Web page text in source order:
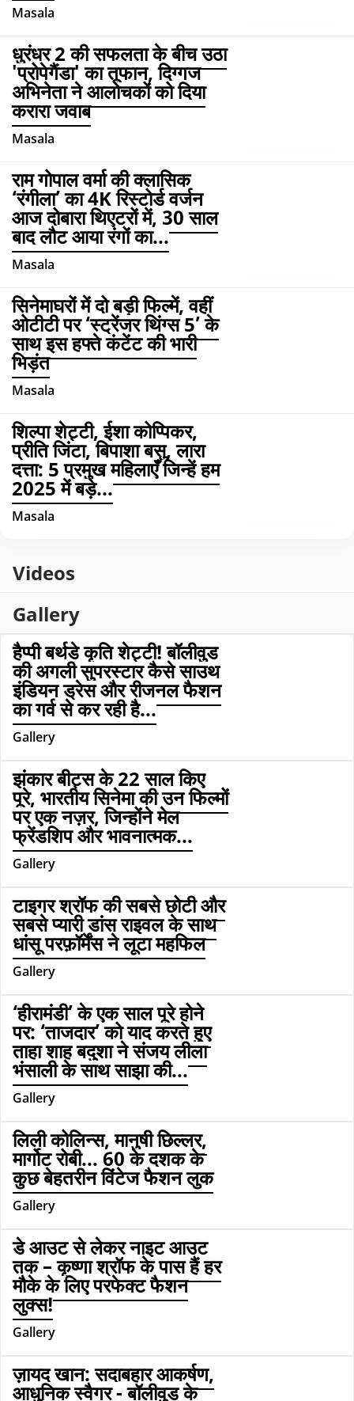
Masala
धुरंधर 2 की सफलता के बीच उठा
'प्रोपेगैंडा' का तूफान, दिग्गज
अभिनेता ने आलोचकों को दिया
करारा जवाब
Masala
राम गोपाल वर्मा की क्लासिक
‘रंगीला’ का 4K रिस्टोर्ड वर्जन
आज दोबारा थिएटरों में, 30 साल
बाद लौट आया रंगों का...
Masala
सिनेमाघरों में दो बड़ी फिल्में, वहीं
ओटीटी पर ‘स्ट्रेंजर थिंग्स 5’ के
साथ इस हफ्ते कंटेंट की भारी
भिड़ंत
Masala
शिल्पा शेट्टी, ईशा कोप्पिकर,
प्रीति जिंटा, बिपाशा बसु, लारा
दत्ता: 5 प्रमुख महिलाएँ जिन्हें हम
2025 में बड़े...
Masala
Videos
Gallery
हैप्पी बर्थडे कृति शेट्टी! बॉलीवुड
की अगली सुपरस्टार कैसे साउथ
इंडियन ड्रेस और रीजनल फैशन
का गर्व से कर रही है...
Gallery
झंकार बीट्स के 22 साल किए
पूरे, भारतीय सिनेमा की उन फिल्मों
पर एक नज़र, जिन्होंने मेल
फ्रेंडशिप और भावनात्मक...
Gallery
टाइगर श्रॉफ की सबसे छोटी और
सबसे प्यारी डांस राइवल के साथ
धांसू परफ़ॉर्मेंस ने लूटा महफिल
Gallery
‘हीरामंडी’ के एक साल पूरे होने
पर: ‘ताजदार’ को याद करते हुए
ताहा शाह बदुशा ने संजय लीला
भंसाली के साथ साझा की...
Gallery
लिली कोलिन्स, मानुषी छिल्लर,
मार्गोट रोबी... 60 के दशक के
कुछ बेहतरीन विंटेज फैशन लुक
Gallery
डे आउट से लेकर नाइट आउट
तक – कृष्णा श्रॉफ के पास हैं हर
मौके के लिए परफेक्ट फैशन
लुक्स!
Gallery
ज़ायद खान: सदाबहार आकर्षण,
आधुनिक स्वैगर - बॉलीवुड के